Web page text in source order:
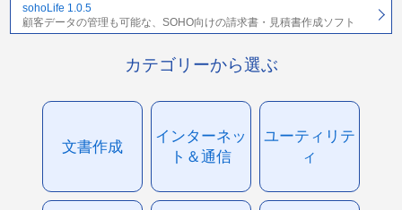
sohoLife 1.0.5
顧客データの管理も可能な、SOHO向けの請求書・見積書作成ソフト
カテゴリーから選ぶ
文書作成
インターネッ
ト＆通信
ユーティリテ
ィ